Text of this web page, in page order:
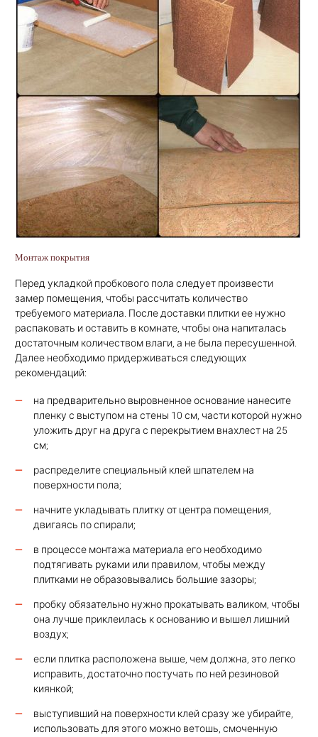
Монтаж покрытия
Перед укладкой пробкового пола следует произвести
замер помещения, чтобы рассчитать количество
требуемого материала. После доставки плитки ее нужно
распаковать и оставить в комнате, чтобы она напиталась
достаточным количеством влаги, а не была пересушенной.
Далее необходимо придерживаться следующих
рекомендаций:
на предварительно выровненное основание нанесите
пленку с выступом на стены 10 см, части которой нужно
уложить друг на друга с перекрытием внахлест на 25
см;
распределите специальный клей шпателем на
поверхности пола;
начните укладывать плитку от центра помещения,
двигаясь по спирали;
в процессе монтажа материала его необходимо
подтягивать руками или правилом, чтобы между
плитками не образовывались большие зазоры;
пробку обязательно нужно прокатывать валиком, чтобы
она лучше приклеилась к основанию и вышел лишний
воздух;
если плитка расположена выше, чем должна, это легко
исправить, достаточно постучать по ней резиновой
киянкой;
выступивший на поверхности клей сразу же убирайте,
использовать для этого можно ветошь, смоченную